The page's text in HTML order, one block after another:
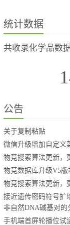
统计数据
共收录化学品数
公告
关于复制粘贴
微信升级增加自定义
物竞搜索算法更新，
物竞数据库升级V5版
物竞搜索算法更新，
接近遗传密码符号扩
非自然DNA碱基对的
手机端首屏轮播位试